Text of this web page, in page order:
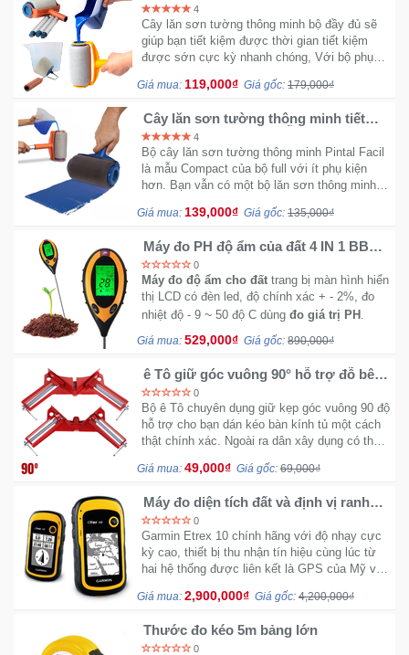
Runner BB963 loại nhỏ
4
Cây lăn sơn tường thông minh bộ đầy đủ sẽ
giúp bạn tiết kiệm được thời gian tiết kiệm
được sớn cực kỳ nhanh chóng, Với bộ phụ
cạnh và góc nhanh chóng.
Giá mua: 119,000₫ Giá gốc: 179,000₫
Cây lăn sơn tường thông minh tiết
kiệm PINTAR FACIL mẫu cây Lớn
4
Bộ cây lăn sơn tường thông minh Pintal Facil
là mẫu Compact của bộ full với ít phụ kiện
hơn. Bạn vẫn có một bộ lăn sơn thông minh
Giá mua: 139,000₫ Giá gốc: 135,000₫
Máy đo PH độ ẩm của đất 4 IN 1 BB
300A
0
Máy đo độ ẩm cho đất trang bị màn hình hiển
thị LCD có đèn led, độ chính xác + - 2%, đo
nhiệt độ - 9 ~ 50 độ C dùng đo giá trị PH .
Giá mua: 529,000₫ Giá gốc: 890,000₫
ê Tô giữ góc vuông 90° hỗ trợ đỗ bê
tông - Có bán sĩ số lượng lớn cho
công trình
0
Bộ ê Tô chuyên dụng giữ kẹp góc vuông 90 độ
hỗ trợ cho bạn dán kéo bàn kính tủ một cách
thật chính xác. Ngoài ra dân xây dụng có thể
xác và hoàn hảo.
Giá mua: 49,000₫ Giá gốc: 69,000₫
Máy đo diện tích đất và định vị ranh
giới Garmin Etrex 10 chính hãng
0
Garmin Etrex 10 chính hãng với độ nhạy cực
kỳ cao, thiết bị thu nhận tín hiệu cùng lúc từ
hai hệ thống được liên kết là GPS của Mỹ và
thời gian hoạt động ấn tượng.
Giá mua: 2,900,000₫ Giá gốc: 4,200,000₫
Thước đo kéo 5m bảng lớn
0